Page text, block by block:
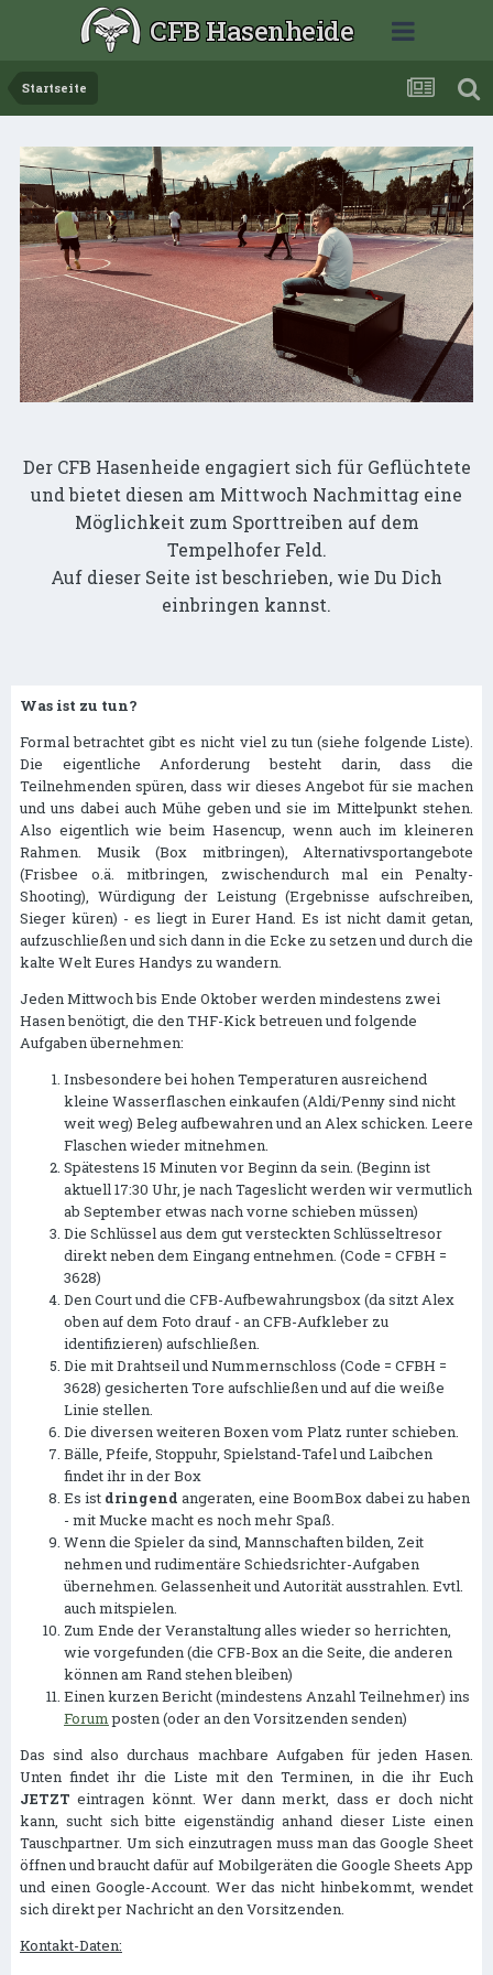
CFB Hasenheide
Startseite
Der CFB Hasenheide engagiert sich für Geflüchtete
und bietet diesen am Mittwoch Nachmittag eine
Möglichkeit zum Sporttreiben auf dem
Tempelhofer Feld.
Auf dieser Seite ist beschrieben, wie Du Dich
einbringen kannst.
Was ist zu tun?
Formal betrachtet gibt es nicht viel zu tun (siehe folgende Liste).
Die eigentliche Anforderung besteht darin, dass die
Teilnehmenden spüren, dass wir dieses Angebot für sie machen
und uns dabei auch Mühe geben und sie im Mittelpunkt stehen.
Also eigentlich wie beim Hasencup, wenn auch im kleineren
Rahmen. Musik (Box mitbringen), Alternativsportangebote
(Frisbee o.ä. mitbringen, zwischendurch mal ein Penalty-
Shooting), Würdigung der Leistung (Ergebnisse aufschreiben,
Sieger küren) - es liegt in Eurer Hand. Es ist nicht damit getan,
aufzuschließen und sich dann in die Ecke zu setzen und durch die
kalte Welt Eures Handys zu wandern.
Jeden Mittwoch bis Ende Oktober werden mindestens zwei
Hasen benötigt, die den THF-Kick betreuen und folgende
Aufgaben übernehmen:
Insbesondere bei hohen Temperaturen ausreichend
kleine Wasserflaschen einkaufen (Aldi/Penny sind nicht
weit weg) Beleg aufbewahren und an Alex schicken. Leere
Flaschen wieder mitnehmen.
Spätestens 15 Minuten vor Beginn da sein. (Beginn ist
aktuell 17:30 Uhr, je nach Tageslicht werden wir vermutlich
ab September etwas nach vorne schieben müssen)
Die Schlüssel aus dem gut versteckten Schlüsseltresor
direkt neben dem Eingang entnehmen. (Code = CFBH =
3628)
Den Court und die CFB-Aufbewahrungsbox (da sitzt Alex
oben auf dem Foto drauf - an CFB-Aufkleber zu
identifizieren) aufschließen.
Die mit Drahtseil und Nummernschloss (Code = CFBH =
3628) gesicherten Tore aufschließen und auf die weiße
Linie stellen.
Die diversen weiteren Boxen vom Platz runter schieben.
Bälle, Pfeife, Stoppuhr, Spielstand-Tafel und Laibchen
findet ihr in der Box
Es ist dringend angeraten, eine BoomBox dabei zu haben
- mit Mucke macht es noch mehr Spaß.
Wenn die Spieler da sind, Mannschaften bilden, Zeit
nehmen und rudimentäre Schiedsrichter-Aufgaben
übernehmen. Gelassenheit und Autorität ausstrahlen. Evtl.
auch mitspielen.
Zum Ende der Veranstaltung alles wieder so herrichten,
wie vorgefunden (die CFB-Box an die Seite, die anderen
können am Rand stehen bleiben)
Einen kurzen Bericht (mindestens Anzahl Teilnehmer) ins
Forumposten (oder an den Vorsitzenden senden)
Das sind also durchaus machbare Aufgaben für jeden Hasen.
Unten findet ihr die Liste mit den Terminen, in die ihr Euch
JETZT eintragen könnt. Wer dann merkt, dass er doch nicht
kann, sucht sich bitte eigenständig anhand dieser Liste einen
Tauschpartner. Um sich einzutragen muss man das Google Sheet
öffnen und braucht dafür auf Mobilgeräten die Google Sheets App
und einen Google-Account. Wer das nicht hinbekommt, wendet
sich direkt per Nachricht an den Vorsitzenden.
Kontakt-Daten: